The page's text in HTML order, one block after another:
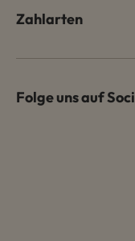
Zahlarten
Folge uns auf